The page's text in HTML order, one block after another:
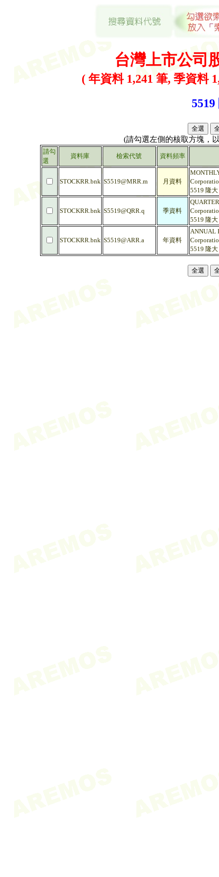
台灣上市公司
( 年資料 1,241 筆, 季資料
(請勾選左側的核取方塊，
請勾
選
資料庫 檢索代號 資料頻率
STOCKRR.bnk S5519@MRR.m 月資料
5519 隆
STOCKRR.bnk S5519@QRR.q 季資料
5519 隆
STOCKRR.bnk S5519@ARR.a 年資料
ANNUAL
5519 隆